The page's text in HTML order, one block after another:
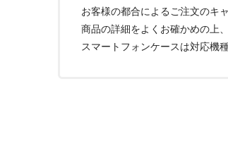
お客様の都合によるご注文のキ
商品の詳細をよくお確かめの上
スマートフォンケースは対応機